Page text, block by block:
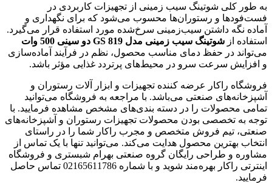
به طور کلی شوتینگ سیب زمینی از تجهیزات کاربردی در
فست‌فودها و رستوران‌ها محسوب می‌شود که برای نگهداری و
آماده نگه داشتن سیب‌زمینی سرخ‌شده مورد استفاده قرار می‌گیرد.
استفاده از شوتینگ سیب زمینی مدل GS 819 دو سینی 500 وات
می‌تواند در حفظ دمای مناسب محصول، نظم در فرآیند آماده‌سازی
و افزایش سرعت سرو در محیط‌های پرتردد غذایی مؤثر باشد.
فروشگاه راکار عرضه کننده تجهیزات و ابزار آلات رستوران و
آشپزخانه‌های صنعتی می‌باشد. با مراجعه به فروشگاه می‌توانید
تمامی محصولات را در دسته بندی‌های مشخص مشاهده فرمایید. با
توجه به تخصصی بودن محصولات تجهیزات رستوران و آشپزخانه‌های
صنعتی، تیم فروش متخصص و مجرب راکار شما را در راستای
انتخاب بهترین محصول هدایت می‌کند. می‌توانید تنها با یک تماس از
مشاوره و طراحی رایگان گروه صنعتی بهرام شبستری و فروشگاه
اینترتی راکار بهره‌مند شوید و با شماره 02165611786 تماس حاصل
فرمایید.